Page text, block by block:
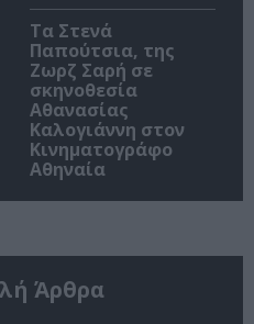
Τα Στενά
Παπούτσια, της
Ζωρζ Σαρή σε
σκηνοθεσία
Αθανασίας
Καλογιάννη στον
Κινηματογράφο
Αθηναία
Άρθρα